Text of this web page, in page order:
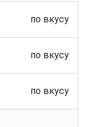
по вкусу
по вкусу
по вкусу